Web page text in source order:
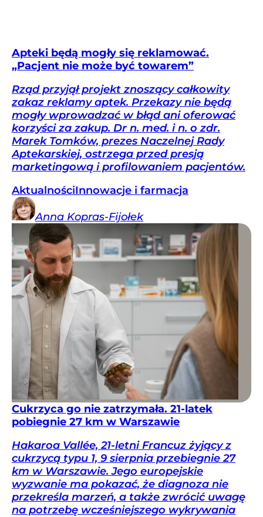
Apteki będą mogły się reklamować.
„Pacjent nie może być towarem”
Rząd przyjął projekt znoszący całkowity
zakaz reklamy aptek. Przekazy nie będą
mogły wprowadzać w błąd ani oferować
korzyści za zakup. Dr n. med. i n. o zdr.
Marek Tomków, prezes Naczelnej Rady
Aptekarskiej, ostrzega przed presją
marketingową i profilowaniem pacjentów.
AktualnościInnowacje i farmacja
Anna Kopras-Fijołek
Cukrzyca go nie zatrzymała. 21-latek
pobiegnie 27 km w Warszawie
Hakaroa Vallée, 21-letni Francuz żyjący z
cukrzycą typu 1, 9 sierpnia przebiegnie 27
km w Warszawie. Jego europejskie
wyzwanie ma pokazać, że diagnoza nie
przekreśla marzeń, a także zwrócić uwagę
na potrzebę wcześniejszego wykrywania